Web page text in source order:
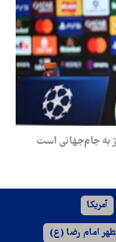
به جام‌جهانی است
آمریکا
امام رضا (ع)